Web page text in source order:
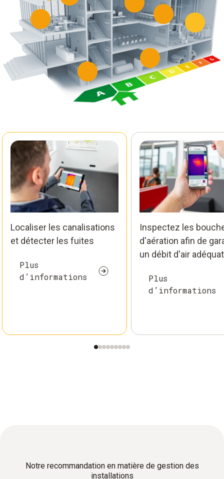
Localiser les canalisations
et détecter les fuites
Plus
d’informations
Inspectez les
d'aération afin de
un débit d'air adéquat
Plus
d’informations
Notre recommandation en matière de gestion des
installations